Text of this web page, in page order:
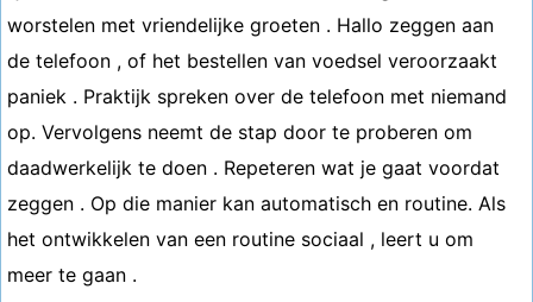
worstelen met vriendelijke groeten . Hallo zeggen aan
de telefoon , of het bestellen van voedsel veroorzaakt
paniek . Praktijk spreken over de telefoon met niemand
op. Vervolgens neemt de stap door te proberen om
daadwerkelijk te doen . Repeteren wat je gaat voordat
zeggen . Op die manier kan automatisch en routine. Als
het ontwikkelen van een routine sociaal , leert u om
meer te gaan .